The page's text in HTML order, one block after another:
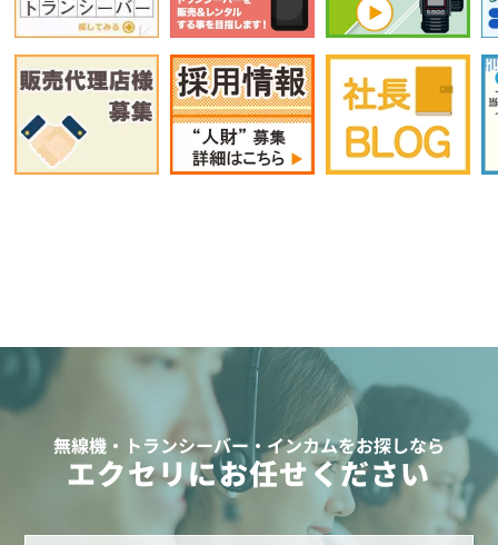
無線機・トランシーバー・インカムをお探しなら
エクセリにお任せください